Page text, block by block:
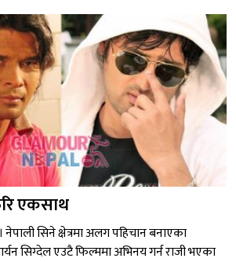
एकसाथ
सिने क्षेत्रमा अलग पहिचान बनाएका
सिग्देल एउटै फिल्ममा अभिनय गर्न राजी भएका